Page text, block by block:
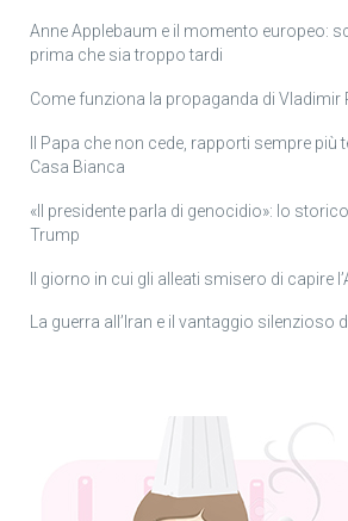
Anne Applebaum e il momento europeo:
prima che sia troppo tardi
Come funziona la propaganda di Vladimir
Il Papa che non cede, rapporti sempre più
Casa Bianca
«Il presidente parla di genocidio»: lo
Trump
Il giorno in cui gli alleati smisero di capire
La guerra all’Iran e il vantaggio silenzioso